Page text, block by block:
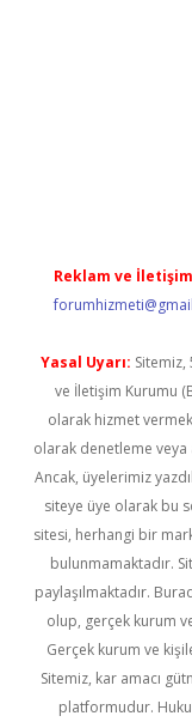
Reklam ve
Yasal Uyarı: Sitemiz,
ve İletişim Kurumu
olarak hizmet
olarak denetleme veya
Ancak, üyelerimiz
siteye üye olarak bu
sitesi, herhangi bir
bulunmamaktadır.
paylaşılmaktadır.
olup, gerçek kurum
Gerçek kurum ve
Sitemiz, kar amacı
platformudur.